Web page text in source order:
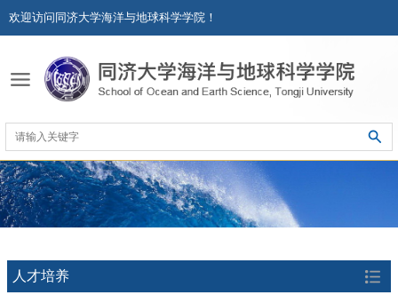
欢迎访问同济大学海洋与地球科学学院！
人才培养